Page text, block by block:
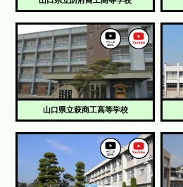
山口県立萩商工高等学校